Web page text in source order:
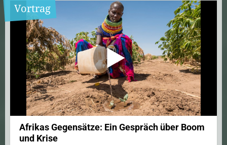
Vortrag
Afrikas Gegensätze: Ein Gespräch über Boom
und Krise